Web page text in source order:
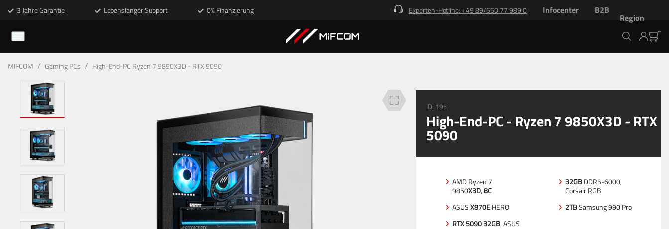
3 Jahre Garantie Lebenslanger Support 0% Finanzierung Experten-Hotline: +49 89/660 77 989 0 Infocenter B2B
Region
Technische Details
MIFCOM / Gaming PCs / High-End-PC Ryzen 7 9850X3D - RTX 5090
ID: 195
High-End-PC - Ryzen 7 9850X3D - RTX
5090
AMD Ryzen 7
9850X3D,8C
ASUSX870EHERO
RTX 5090 32GB, ASUS
32GBDDR5-6000,
Corsair RGB
2TBSamsung 990 Pro